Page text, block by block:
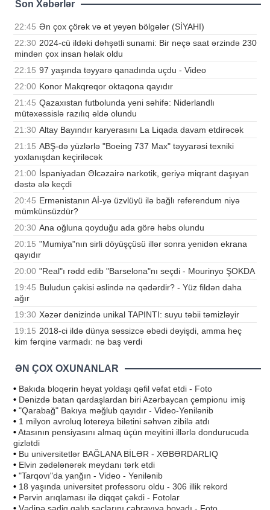
Son Xəbərlər
22:45 Ən çox çörək və ət yeyən bölgələr (SİYAHI)
22:30 2024-cü ildəki dəhşətli sunami: Bir neçə saat ərzində 230
mindən çox insan həlak oldu
22:15 97 yaşında təyyarə qanadında uçdu - Video
22:00 Konor Makqreqor oktaqona qayıdır
21:45 Qazaxıstan futbolunda yeni səhifə: Niderlandlı
mütəxəssislə razılıq əldə olundu
21:30 Altay Bayındır karyerasını La Liqada davam etdirəcək
21:15 ABŞ-də yüzlərlə "Boeing 737 Max" təyyarəsi texniki
yoxlanışdan keçiriləcək
21:00 İspaniyadan Əlcəzairə narkotik, geriyə miqrant daşıyan
dəstə ələ keçdi
20:45 Ermənistanın Aİ-yə üzvlüyü ilə bağlı referendum niyə
mümkünsüzdür?
20:30 Ana oğluna qoyduğu ada görə həbs olundu
20:15 "Mumiya"nın sirli döyüşçüsü illər sonra yenidən ekrana
qayıdır
20:00 "Real"ı rədd edib "Barselona"nı seçdi - Mourinyo ŞOKDA
19:45 Buludun çəkisi əslində nə qədərdir? - Yüz fildən daha
ağır
19:30 Xəzər dənizində unikal TAPINTI: suyu təbii təmizləyir
19:15 2018-ci ildə dünya səssizcə əbədi dəyişdi, amma heç
kim fərqinə varmadı: nə baş verdi
ƏN ÇOX OXUNANLAR
• Bakıda bloqerin həyat yoldaşı qəfil vəfat etdi - Foto
• Dənizdə batan qardaşlardan biri Azərbaycan çempionu imiş
• "Qarabağ" Bakıya məğlub qayıdır - Video-Yenilənib
• 1 milyon avroluq lotereya biletini səhvən zibilə atdı
•Atasının pensiyasını almaq üçün meyitini illərlə dondurucuda
gizlətdi
• Bu universitetlər BAĞLANA BİLƏR - XƏBƏRDARLIQ
• Elvin zədələnərək meydanı tərk etdi
• "Tarqovı"da yanğın - Video - Yenilənib
• 18 yaşında universitet professoru oldu - 306 illik rekord
• Pərvin arıqlaması ilə diqqət çəkdi - Fotolar